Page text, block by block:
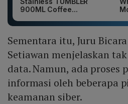
900ML Coffee...
Sementara itu, Juru
Setiawan menjelaskan
data. Namun, ada proses
informasi oleh beberapa
keamanan siber.